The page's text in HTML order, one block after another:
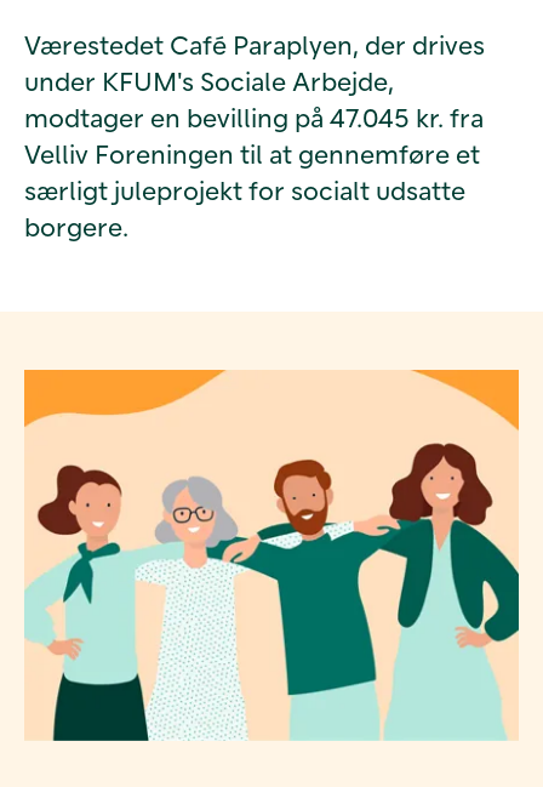
Værestedet Café Paraplyen, der drives
under KFUM's Sociale Arbejde,
modtager en bevilling på 47.045 kr. fra
Velliv Foreningen til at gennemføre et
særligt juleprojekt for socialt udsatte
borgere.